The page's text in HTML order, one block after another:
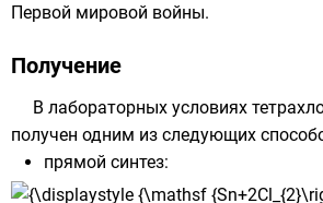
Первой мировой войны.
Получение
В лабораторных условиях
получен одним из следующих
прямой синтез: